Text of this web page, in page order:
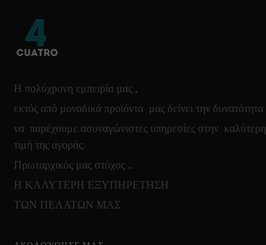
Η πολύχρονη εμπειρία μας ,
εκτός από μοναδικά προϊόντα μας δείνει την δυνατότητα
να παρέχουμε ασυναγώνιστες υπηρεσίες στην καλύτερη
τιμή της αγοράς.
Πρωταρχικός μας στόχος ..
Η ΚΑΛΥΤΕΡΗ ΕΞΥΠΗΡΕΤΗΣΗ
ΤΩΝ ΠΕΛΑΤΩΝ ΜΑΣ